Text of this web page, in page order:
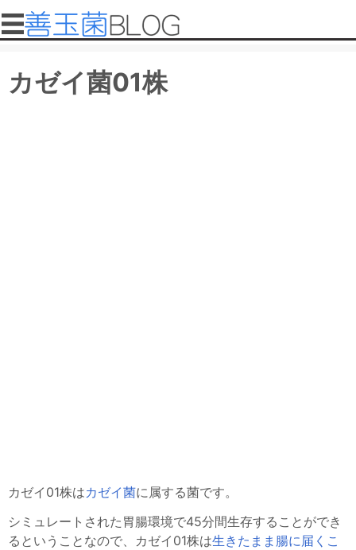
メインコンテンツに移動
善
カゼイ菌01株
カゼイ01株はカゼイ菌に属する菌です。
シミュレートされた胃腸環境で45分間生存することができ
るということなので、カゼイ01株は生きたまま腸に届くこ